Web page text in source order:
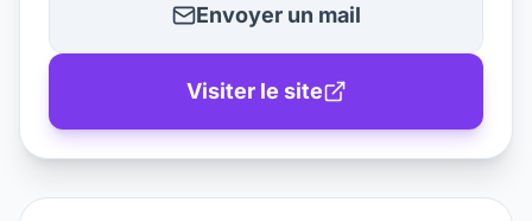
Envoyer un mail
Visiter le site